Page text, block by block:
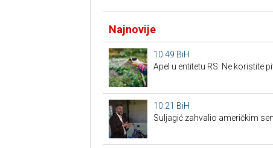
Najnovije
10:49 BiH
Apel u entitetu RS: Ne koristite
10:21 BiH
Suljagić zahvalio američkim